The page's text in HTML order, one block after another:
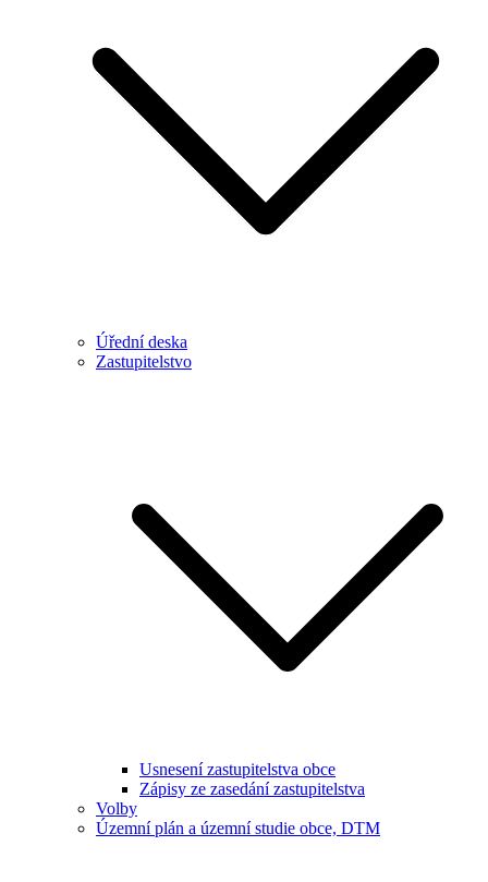
Úřední deska
Zastupitelstvo
Usnesení zastupitelstva obce
Zápisy ze zasedání zastupitelstva
Volby
Územní plán a územní studie obce, DTM